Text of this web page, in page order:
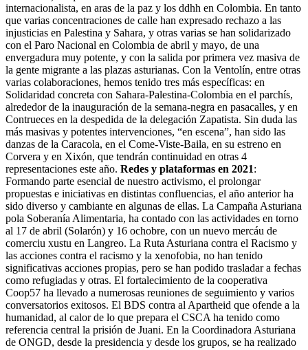
internacionalista, en aras de la paz y los ddhh en Colombia. En tanto
que varias concentraciones de calle han expresado rechazo a las
injusticias en Palestina y Sahara, y otras varias se han solidarizado
con el Paro Nacional en Colombia de abril y mayo, de una
envergadura muy potente, y con la salida por primera vez masiva de
la gente migrante a las plazas asturianas. Con la Ventolín, entre otras
varias colaboraciones, hemos tenido tres más específicas: en
Solidaridad concreta con Sahara-Palestina-Colombia en el parchís,
alrededor de la inauguración de la semana-negra en pasacalles, y en
Contrueces en la despedida de la delegación Zapatista. Sin duda las
más masivas y potentes intervenciones, “en escena”, han sido las
danzas de la Caracola, en el Come-Viste-Baila, en su estreno en
Corvera y en Xixón, que tendrán continuidad en otras 4
representaciones este año. Redes y plataformas en 2021:
Formando parte esencial de nuestro activismo, el prolongar
propuestas e iniciativas en distintas confluencias, el año anterior ha
sido diverso y cambiante en algunas de ellas. La Campaña Asturiana
pola Soberanía Alimentaria, ha contado con las actividades en torno
al 17 de abril (Solarón) y 16 ochobre, con un nuevo mercáu de
comerciu xustu en Langreo. La Ruta Asturiana contra el Racismo y
las acciones contra el racismo y la xenofobia, no han tenido
significativas acciones propias, pero se han podido trasladar a fechas
como refugiadas y otras. El fortalecimiento de la cooperativa
Coop57 ha llevado a numerosas reuniones de seguimiento y varios
conversatorios exitosos. El BDS contra al Apartheid que ofende a la
humanidad, al calor de lo que prepara el CSCA ha tenido como
referencia central la prisión de Juani. En la Coordinadora Asturiana
de ONGD, desde la presidencia y desde los grupos, se ha realizado